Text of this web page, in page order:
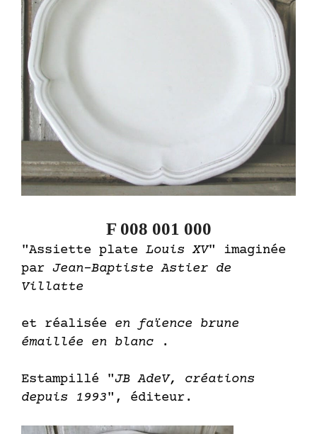
F 008 001 000
"Assiette plate Louis XV" imaginée
par Jean-Baptiste Astier de
Villatte
et réalisée en faïence brune
émaillée en blanc
.
Estampillé "JB AdeV, créations
depuis 1993", éditeur.